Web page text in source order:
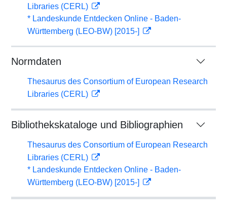
Libraries (CERL)
* Landeskunde Entdecken Online - Baden-
Württemberg (LEO-BW) [2015-]
Normdaten
Thesaurus des Consortium of European Research
Libraries (CERL)
Bibliothekskataloge und Bibliographien
Thesaurus des Consortium of European Research
Libraries (CERL)
* Landeskunde Entdecken Online - Baden-
Württemberg (LEO-BW) [2015-]